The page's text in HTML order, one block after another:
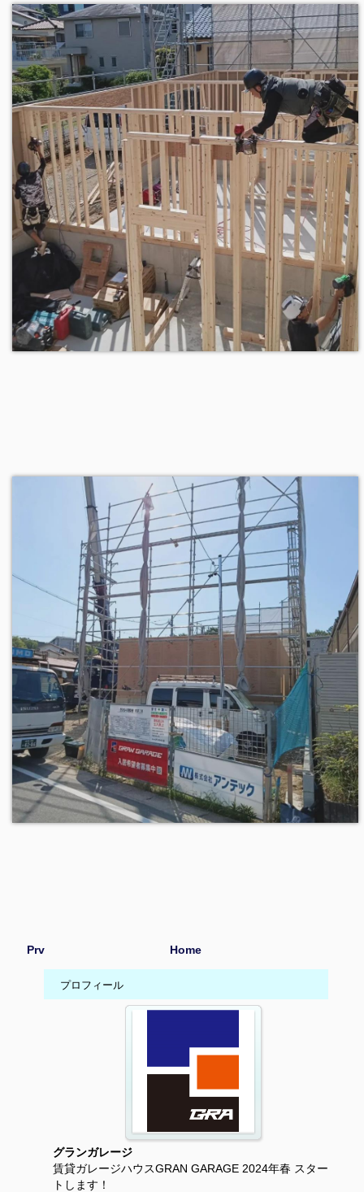
Prv Home
プロフィール
グランガレージ
賃貸ガレージハウスGRAN GARAGE 2024年春 スター
トします！